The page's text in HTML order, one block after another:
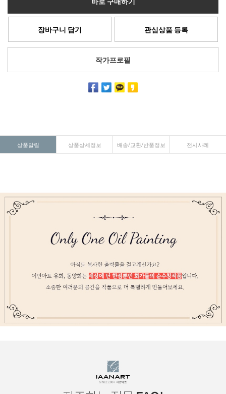
장바구니 담기 관심상품 등록
작가프로필
상품알림 상품상세정보 배송/교환/반품정보 전시사례